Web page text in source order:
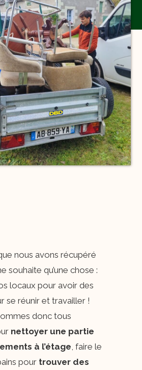
nous avons récupéré
souhaite qu’une chose :
locaux pour avoir des
se réunir et travailler !
donc tous
nettoyer une partie
à l’étage, faire le
pour trouver des